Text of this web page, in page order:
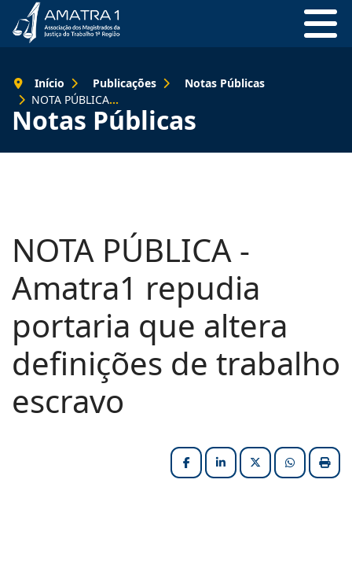
Notas Públicas
Início Publicações
Notas Públicas
NOTA PÚBLICA - Amatra1 repudia portaria que altera definições de trabalho escravo
NOTA PÚBLICA -
Amatra1 repudia
portaria que altera
definições de trabalho
escravo
FacebookLinkedInX (formerly